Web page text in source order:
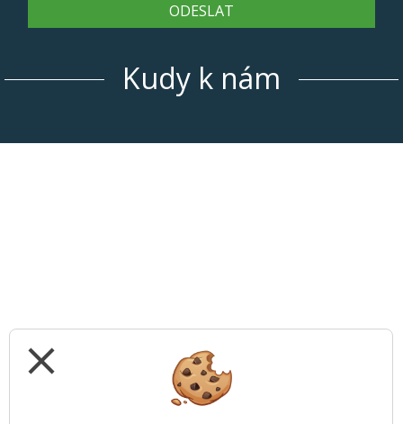
ODESLAT
Kudy k nám
close